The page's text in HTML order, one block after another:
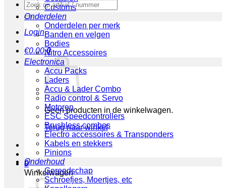
Zoeken
naar:
Login
€0.00 0
Geen producten in de winkelwagen.
Terug naar winkel
0
Winkelwagen
Customs
Onderdelen
Onderdelen per merk
Banden en velgen
Bodies
Nitro Accessoires
Electronica
Accu Packs
Laders
Accu & Lader Combo
Radio control & Servo
Motoren
ESC Speedcontrollers
Brushless combos
Electro accessoires & Transponders
Kabels en stekkers
Pinions
Onderhoud
Gereedschap
Schroefjes, Moertjes, etc